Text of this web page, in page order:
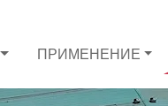
ПРИМЕНЕНИЕ